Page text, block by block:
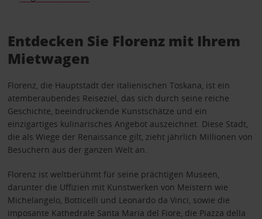
Entdecken Sie Florenz mit Ihrem
Mietwagen
Florenz, die Hauptstadt der italienischen Toskana, ist ein
atemberaubendes Reiseziel, das sich durch seine reiche
Geschichte, beeindruckende Kunstschätze und ein
einzigartiges kulinarisches Angebot auszeichnet. Diese Stadt,
die als Wiege der Renaissance gilt, zieht jährlich Millionen von
Besuchern aus der ganzen Welt an.
Florenz ist weltberühmt für seine prächtigen Museen,
darunter die Uffizien mit Kunstwerken von Meistern wie
Michelangelo, Botticelli und Leonardo da Vinci, sowie die
imposante Kathedrale Santa Maria del Fiore, die Piazza della